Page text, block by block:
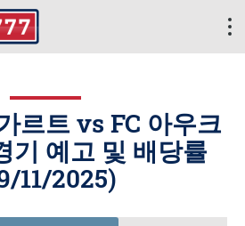
르트 vs FC 아우크
기 예고 및 배당률
11/2025)